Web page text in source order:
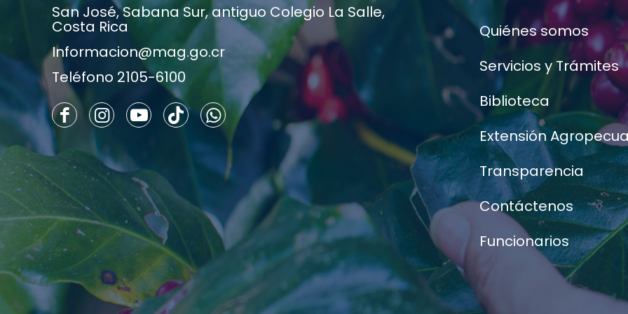
San José, Sabana Sur, antiguo Colegio La Salle,
Costa Rica
Informacion@mag.go.cr
Teléfono 2105-6100
Quiénes somos
Servicios y Trámites
Biblioteca
Extensión
Transparencia
Contáctenos
Funcionarios